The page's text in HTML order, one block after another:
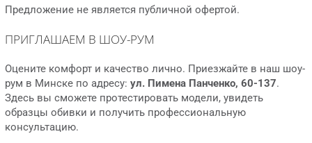
Предложение не является публичной офертой.
ПРИГЛАШАЕМ В ШОУ-РУМ
Оцените комфорт и качество лично. Приезжайте в наш шоу-
рум в Минске по адресу: ул. Пимена Панченко, 60-137.
Здесь вы сможете протестировать модели, увидеть
образцы обивки и получить профессиональную
консультацию.